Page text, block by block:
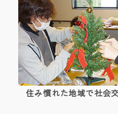
住み慣れた地域で社会